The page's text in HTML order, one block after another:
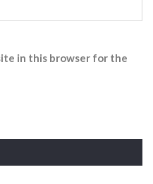
in this browser for the